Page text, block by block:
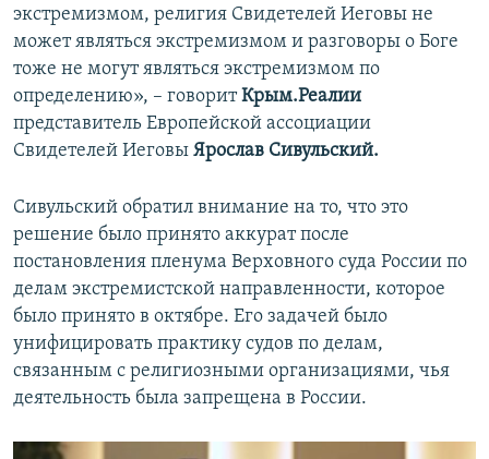
экстремизмом, религия Свидетелей Иеговы не
может являться экстремизмом и разговоры о Боге
тоже не могут являться экстремизмом по
определению», – говоритКрым.Реалии
представитель Европейской ассоциации
Свидетелей Иеговы Ярослав Сивульский.
Сивульский обратил внимание на то, что это
решение было принято аккурат после
постановления пленума Верховного суда России по
делам экстремистской направленности, которое
было принято в октябре. Его задачей было
унифицировать практику судов по делам,
связанным с религиозными организациями, чья
деятельность была запрещена в России.